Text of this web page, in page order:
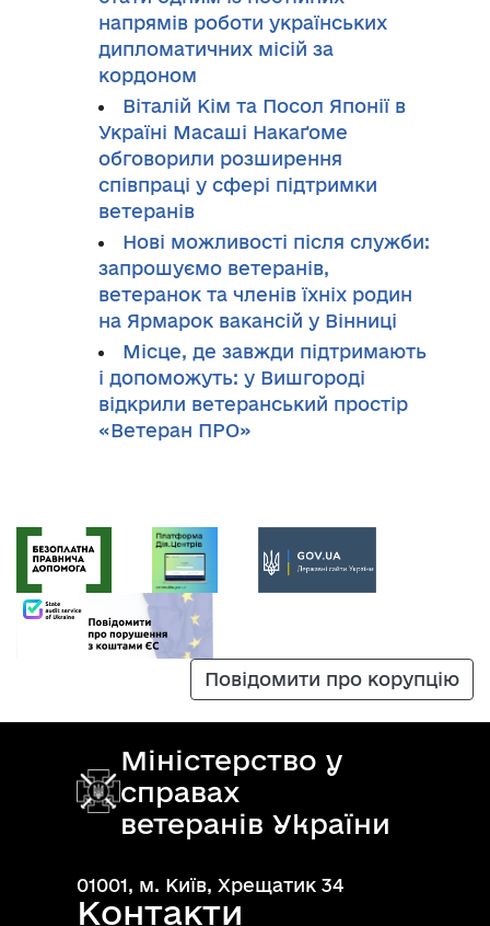
напрямів роботи українських
дипломатичних місій за
кордоном
Віталій Кім та Посол Японії в
Україні Масаші Накаґоме
обговорили розширення
співпраці у сфері підтримки
ветеранів
Нові можливості після служби:
запрошуємо ветеранів,
ветеранок та членів їхніх родин
на Ярмарок вакансій у Вінниці
Місце, де завжди підтримають
і допоможуть: у Вишгороді
відкрили ветеранський простір
«Ветеран ПРО»
Повідомити про корупцію
Міністерство у
справах
ветеранів України
01001, м. Київ, Хрещатик 34
Контакти